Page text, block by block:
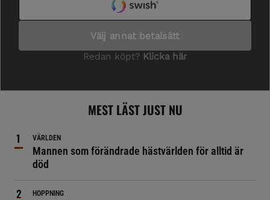
MEST LÄST JUST NU
VÄRLDEN
Mannen som förändrade hästvärlden för alltid är
död
HOPPNING